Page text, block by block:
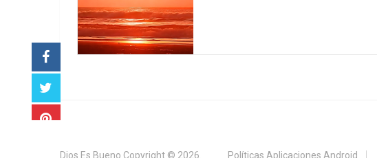
Dios Es Bueno Copyright © 2026. Políticas Aplicaciones Android